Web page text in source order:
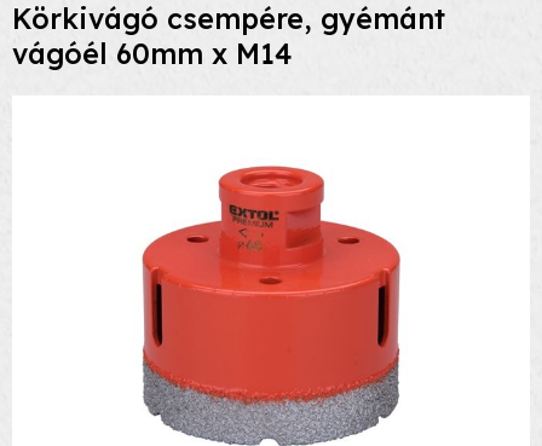
Körkivágó csempére, gyémánt
vágóél 60mm x M14